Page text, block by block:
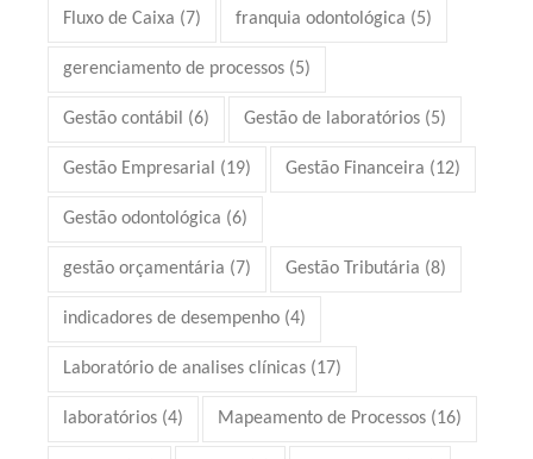
Fluxo de Caixa (7) franquia odontológica (5)
gerenciamento de processos (5)
Gestão contábil (6) Gestão de laboratórios (5)
Gestão Empresarial (19) Gestão Financeira (12)
Gestão odontológica (6)
gestão orçamentária (7) Gestão Tributária (8)
indicadores de desempenho (4)
Laboratório de analises clínicas (17)
laboratórios (4) Mapeamento de Processos (16)